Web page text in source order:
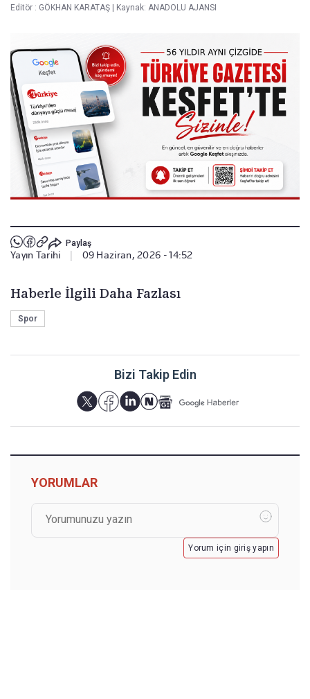
Editör : GÖKHAN KARATAŞ Kaynak: ANADOLU AJANSI
Paylaş
Yayın Tarihi 09 Haziran, 2026 - 14:52
Haberle İlgili Daha Fazlası
Spor
Bizi Takip Edin
YORUMLAR
Yorum için giriş yapın